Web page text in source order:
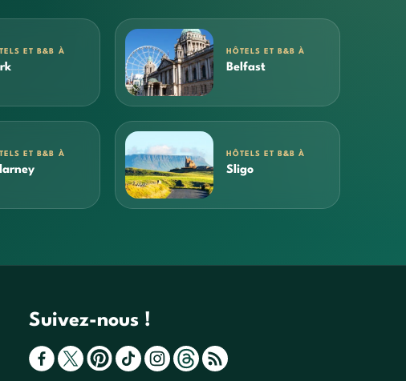
ET B&B À HÔTELS ET B&B À
Belfast
ET B&B À HÔTELS ET B&B À
Sligo
Suivez-nous !